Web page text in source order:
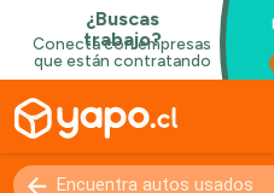
Kilómetros 0 - 250000+